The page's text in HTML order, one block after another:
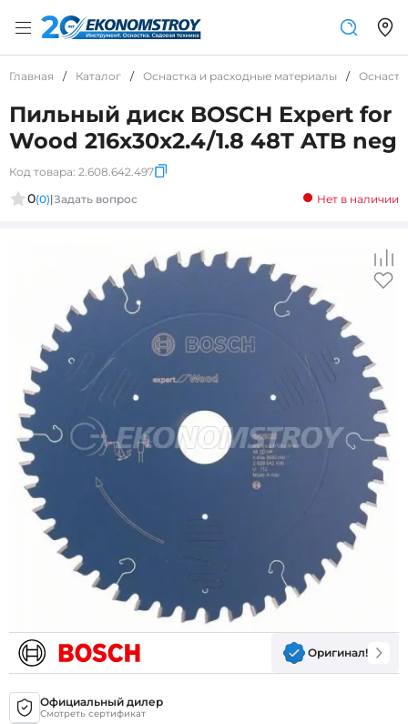
Главная / Каталог / Оснастка и расходные материалы /
Пильный диск BOSCH Expert for
Wood 216x30x2.4/1.8 48T ATB neg
Код товара: 2.608.642.497
0(0)|Задать вопрос Нет в наличии
Оригинал!
Официальный дилер
Смотреть сертификат